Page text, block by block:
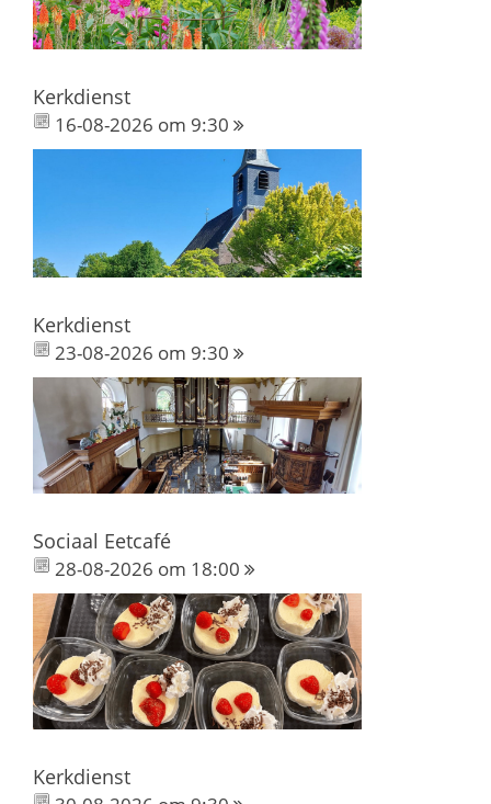
Kerkdienst
16-08-2026 om 9:30
Kerkdienst
23-08-2026 om 9:30
Sociaal Eetcafé
28-08-2026 om 18:00
Kerkdienst